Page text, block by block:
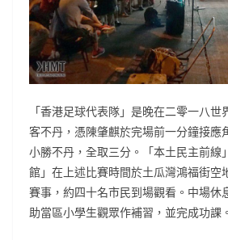
「香港足球代表隊」是晚在二零一八
客不丹，憑陳肇麒於完場前一分鐘接應
小勝不丹，全取三分。「本土民主前線
館」在上述比賽時間於土瓜灣鴻福街空
賽事，約四十名市民到場觀看。中場休
助當區小學生觀眾作補習，並完成功課。